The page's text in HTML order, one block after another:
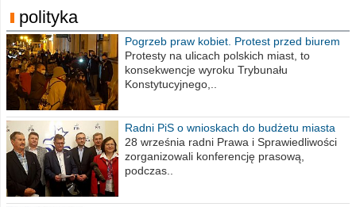
polityka
Pogrzeb praw kobiet. Protest przed biurem
poselskim PiS
Protesty na ulicach polskich miast, to
konsekwencje wyroku Trybunału
Konstytucyjnego,..
Radni PiS o wnioskach do budżetu miasta
na 2021 rok
28 września radni Prawa i Sprawiedliwości
zorganizowali konferencję prasową,
podczas..